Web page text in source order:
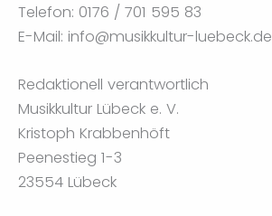
Telefon: 0176 / 701 595 83
E-Mail: info@musikkultur-luebeck.de
Redaktionell verantwortlich
Musikkultur Lübeck e. V.
Kristoph Krabbenhöft
Peenestieg 1-3
23554 Lübeck